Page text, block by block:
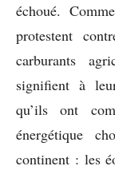
échoué.
protestent
carburants
signifient à
qu’ils ont
énergétique
continent : les